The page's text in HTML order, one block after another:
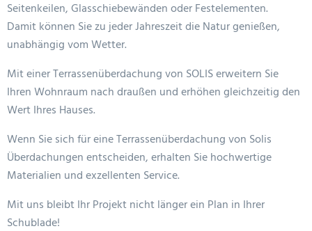
Seitenkeilen, Glasschiebewänden oder Festelementen.
Damit können Sie zu jeder Jahreszeit die Natur genießen,
unabhängig vom Wetter.
Mit einer Terrassenüberdachung von SOLIS erweitern Sie
Ihren Wohnraum nach draußen und erhöhen gleichzeitig den
Wert Ihres Hauses.
Wenn Sie sich für eine Terrassenüberdachung von Solis
Überdachungen entscheiden, erhalten Sie hochwertige
Materialien und exzellenten Service.
Mit uns bleibt Ihr Projekt nicht länger ein Plan in Ihrer
Schublade!